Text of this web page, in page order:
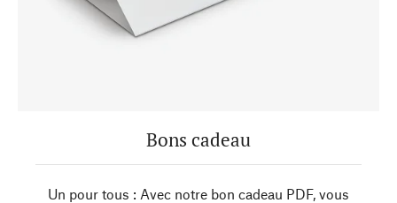
Bons cadeau
Un pour tous : Avec notre bon cadeau PDF, vous